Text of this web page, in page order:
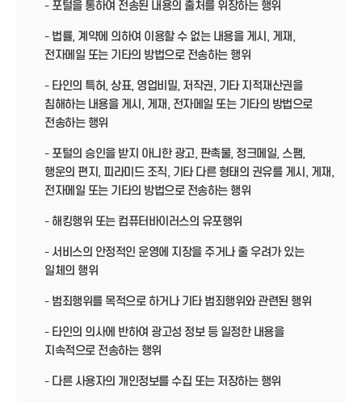
- 포털을 통하여 전송된 내용의 출처를 위장하는 행위
- 법률, 계약에 의하여 이용할 수 없는 내용을 게시, 게재,
전자메일 또는 기타의 방법으로 전송하는 행위
- 타인의 특허, 상표, 영업비밀, 저작권, 기타 지적재산권을
침해하는 내용을 게시, 게재, 전자메일 또는 기타의 방법으로
전송하는 행위
- 포털의 승인을 받지 아니한 광고, 판촉물, 정크메일, 스팸,
행운의 편지, 피라미드 조직, 기타 다른 형태의 권유를 게시, 게재,
전자메일 또는 기타의 방법으로 전송하는 행위
- 해킹행위 또는 컴퓨터바이러스의 유포행위
- 서비스의 안정적인 운영에 지장을 주거나 줄 우려가 있는
일체의 행위
- 범죄행위를 목적으로 하거나 기타 범죄행위와 관련된 행위
- 타인의 의사에 반하여 광고성 정보 등 일정한 내용을
지속적으로 전송하는 행위
- 다른 사용자의 개인정보를 수집 또는 저장하는 행위